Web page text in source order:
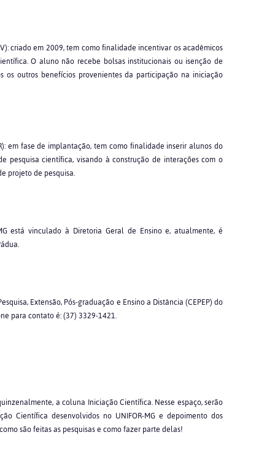
criado em 2009, tem como finalidade incentivar os acadêmicos
O aluno não recebe bolsas institucionais ou isenção de
os outros benefícios provenientes da participação na iniciação
em fase de implantação, tem como finalidade inserir alunos do
pesquisa científica, visando à construção de interações com o
projeto de pesquisa.
está vinculado à Diretoria Geral de Ensino e, atualmente, é
Extensão, Pós-graduação e Ensino a Distância (CEPEP) do
para contato é: (37) 3329-1421.
a coluna Iniciação Científica. Nesse espaço, serão
Científica desenvolvidos no UNIFOR-MG e depoimento dos
são feitas as pesquisas e como fazer parte delas!